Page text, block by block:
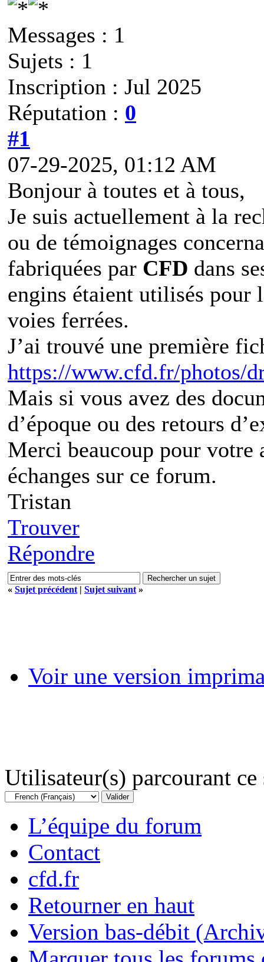
Messages : 1
Sujets : 1
Inscription : Jul 2025
Réputation : 0
#1
07-29-2025, 01:12 AM
Bonjour à toutes et à tous,
Je suis actuellement à la
ou de témoignages
fabriquées par CFD dans
engins étaient utilisés pour
voies ferrées.
J’ai trouvé une première
https://www.cfd.fr/photos/
Mais si vous avez des
d’époque ou des retours
Merci beaucoup pour votre
échanges sur ce forum.
Tristan
Trouver
Répondre
« Sujet précédent | Sujet suivant »
Voir une version
Utilisateur(s) parcourant
L’équipe du forum
Contact
cfd.fr
Retourner en haut
Version bas-débit